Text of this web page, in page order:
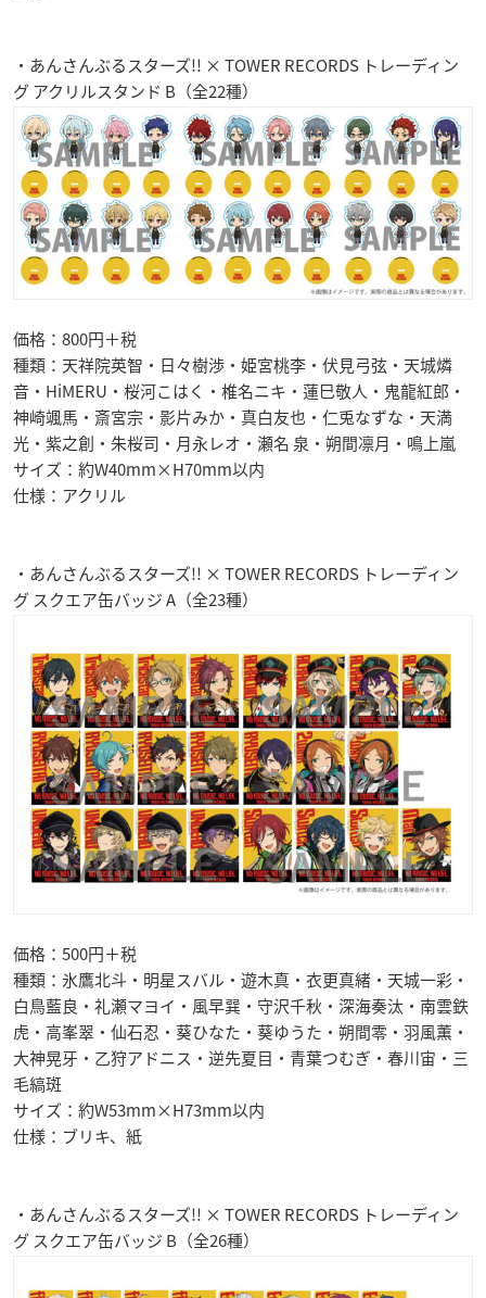
・あんさんぶるスターズ!! × TOWER RECORDS トレーディン
グ アクリルスタンド B（全22種）
価格：800円＋税
種類：天祥院英智・日々樹渉・姫宮桃李・伏見弓弦・天城燐
音・HiMERU・桜河こはく・椎名ニキ・蓮巳敬人・鬼龍紅郎・
神崎颯馬・斎宮宗・影片みか・真白友也・仁兎なずな・天満
光・紫之創・朱桜司・月永レオ・瀬名 泉・朔間凛月・鳴上嵐
サイズ：約W40mm×H70mm以内
仕様：アクリル
・あんさんぶるスターズ!! × TOWER RECORDS トレーディン
グ スクエア缶バッジ A（全23種）
価格：500円＋税
種類：氷鷹北斗・明星スバル・遊木真・衣更真緒・天城一彩・
白鳥藍良・礼瀬マヨイ・風早巽・守沢千秋・深海奏汰・南雲鉄
虎・高峯翠・仙石忍・葵ひなた・葵ゆうた・朔間零・羽風薫・
大神晃牙・乙狩アドニス・逆先夏目・青葉つむぎ・春川宙・三
毛縞斑
サイズ：約W53mm×H73mm以内
仕様：ブリキ、紙
・あんさんぶるスターズ!! × TOWER RECORDS トレーディン
グ スクエア缶バッジ B（全26種）